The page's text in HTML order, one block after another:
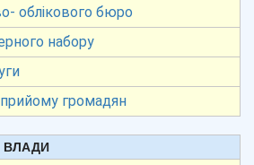
облікового бюро
набору
громадян
ВЛАДИ